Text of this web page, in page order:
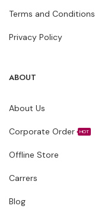
Terms and Conditions
Privacy Policy
ABOUT
About Us
Corporate Order HOT
Offline Store
Carrers
Blog